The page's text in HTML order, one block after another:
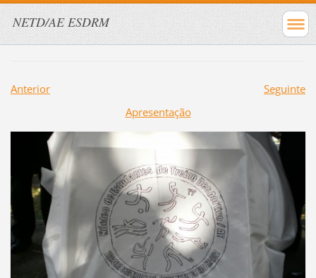
NETD/AE ESDRM
Anterior
Seguinte
Apresentação